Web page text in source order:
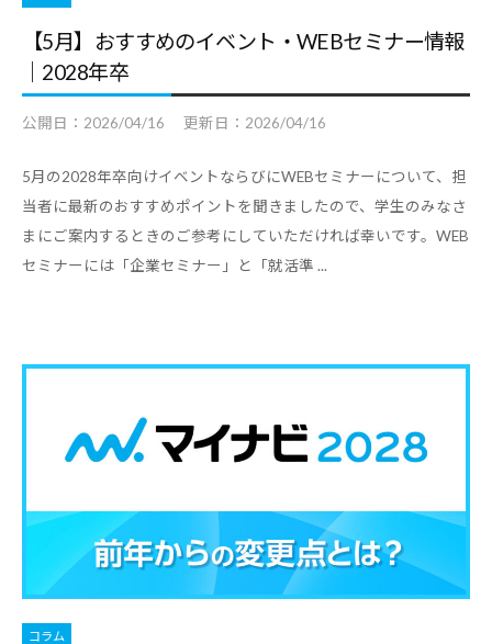
【5月】おすすめのイベント・WEBセミナー情報
｜2028年卒
公開日： 2026/04/16 更新日： 2026/04/16
5月の2028年卒向けイベントならびにWEBセミナーについて、担
当者に最新のおすすめポイントを聞きましたので、学生のみなさ
まにご案内するときのご参考にしていただければ幸いです。WEB
セミナーには「企業セミナー」と「就活準 ...
コラム